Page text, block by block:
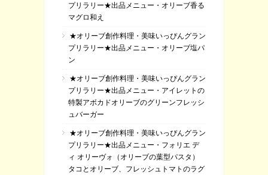
プリラリー★出品メニュー・オリーブ香る
マグロ和え
★オリーブ創作料理・美味いっぴんグラン
プリラリー★出品メニュー・オリーブ塩パ
ン
★オリーブ創作料理・美味いっぴんグラン
プリラリー★出品メニュー・アイレットの
特製アボカドオリーブのグリーンフレッシ
ュバーガー
★オリーブ創作料理・美味いっぴんグラン
プリラリー★出品メニュー・フォリエ デ
ィ オリーヴォ（オリーブの葉型パスタ）
タコとオリーブ、フレッシュトマトのラグ